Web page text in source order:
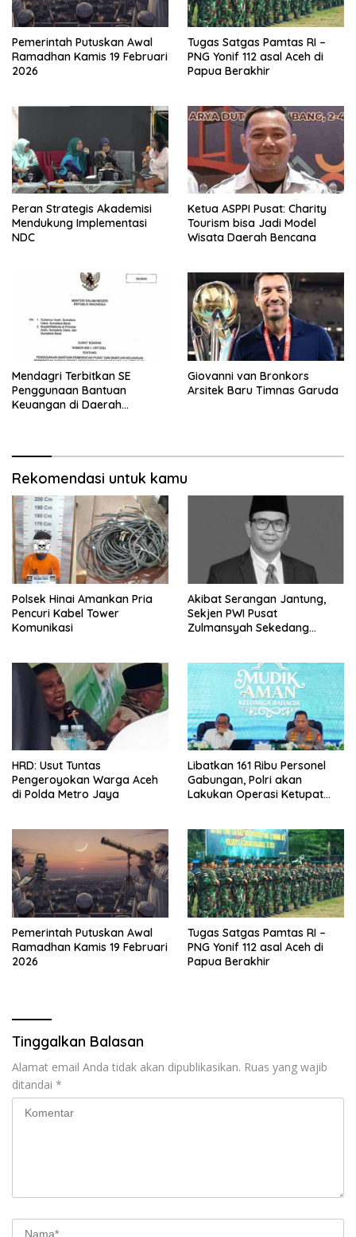
Pemerintah Putuskan Awal
Ramadhan Kamis 19 Februari
2026
Tugas Satgas Pamtas RI –
PNG Yonif 112 asal Aceh di
Papua Berakhir
Peran Strategis Akademisi
Mendukung Implementasi
NDC
Ketua ASPPI Pusat: Charity
Tourism bisa Jadi Model
Wisata Daerah Bencana
Mendagri Terbitkan SE
Penggunaan Bantuan
Keuangan di Daerah
Giovanni van Bronkors
Arsitek Baru Timnas Garuda
Rekomendasi untuk kamu
Polsek Hinai Amankan Pria
Pencuri Kabel Tower
Komunikasi
Akibat Serangan Jantung,
Sekjen PWI Pusat
Zulmansyah Sekedang
HRD: Usut Tuntas
Pengeroyokan Warga Aceh
di Polda Metro Jaya
Libatkan 161 Ribu Personel
Gabungan, Polri akan
Lakukan Operasi Ketupat
Pemerintah Putuskan Awal
Ramadhan Kamis 19 Februari
2026
Tugas Satgas Pamtas RI –
PNG Yonif 112 asal Aceh di
Papua Berakhir
Tinggalkan Balasan
Alamat email Anda tidak akan dipublikasikan. Ruas yang wajib
ditandai *